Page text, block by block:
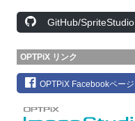
GitHub/SpriteStudio
OPTPiX リンク
OPTPiX Facebookページ